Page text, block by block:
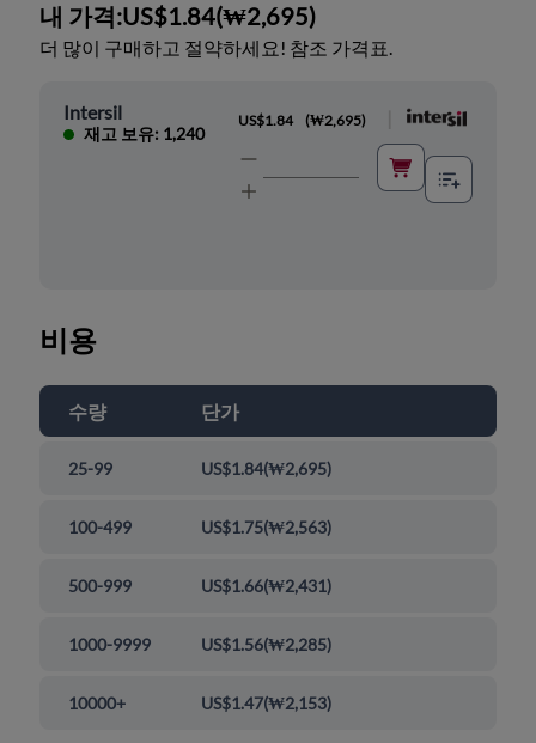
내 가격:US$1.84(₩2,695)
더 많이 구매하고 절약하세요! 참조 가격표.
Intersil
재고 보유: 1,240
US$1.84 (₩2,695)
비용
수량 단가
25-99 US$1.84(₩2,695)
100-499 US$1.75(₩2,563)
500-999 US$1.66(₩2,431)
1000-9999 US$1.56(₩2,285)
10000+ US$1.47(₩2,153)